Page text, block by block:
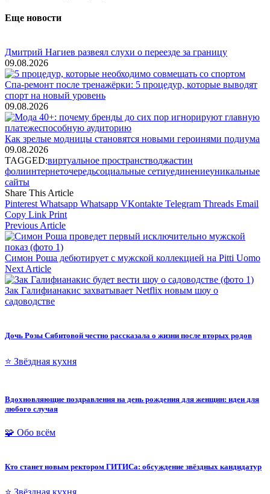
Еще новости
Дмитрий Нагиев развеял слухи о переезде за границу
09.08.2026
Спа-ремонт после тренажёрки: 5 процедур, которые выводят
спорт на новый уровень
09.08.2026
Как зрелые модницы становятся новыми героинями подиума
09.08.2026
TAGGED:виртуальное пространстводжастин
фолиинтернеточередьсоциальные сетиуединениеуникальные
сайты
Share This Article
Pinterest Whatsapp Whatsapp VKontakte Telegram Threads Email
Copy Link Print
Previous Article
Симон Роша дебютирует с мужской коллекцией на Pitti Uomo
Next Article
Зак Галифианакис захватывает Netflix новым шоу о
садоводстве
Дочь Розы Сябитовой честно рассказала о жизни после вторых родов
⭐ Звёздная кухня
Вдохновляющие поздравления на день рождения для женщин: идеи для
любого случая
🧩 Обо всём
Кто станет новым ректором ГИТИСа: обсуждение звёздных кандидатур